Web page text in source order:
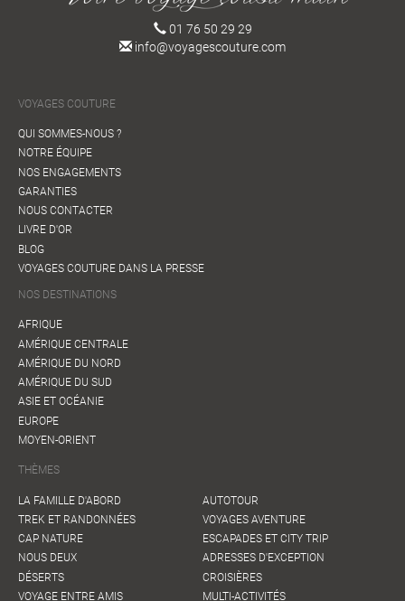
01 76 50 29 29
info@voyagescouture.com
VOYAGES COUTURE
QUI SOMMES-NOUS ?
NOTRE ÉQUIPE
NOS ENGAGEMENTS
GARANTIES
NOUS CONTACTER
LIVRE D'OR
BLOG
VOYAGES COUTURE DANS LA PRESSE
NOS DESTINATIONS
AFRIQUE
AMÉRIQUE CENTRALE
AMÉRIQUE DU NORD
AMÉRIQUE DU SUD
ASIE ET OCÉANIE
EUROPE
MOYEN-ORIENT
THÈMES
LA FAMILLE D'ABORD
TREK ET RANDONNÉES
CAP NATURE
NOUS DEUX
DÉSERTS
VOYAGE ENTRE AMIS
AUTOTOUR
VOYAGES AVENTURE
ESCAPADES ET CITY TRIP
ADRESSES D'EXCEPTION
CROISIÈRES
MULTI-ACTIVITÉS